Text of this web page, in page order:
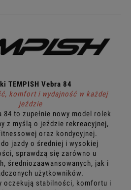
TEMPISH Vebra 84
komfort i wydajność w każdej
jeździe
84 to zupełnie nowy model rolek
z myślą o jeździe rekreacyjnej,
oraz kondycyjnej.
jazdy o średniej i wysokiej
sprawdzą się zarówno u
średniozaawansowanych, jak i
użytkowników.
oczekują stabilności, komfortu i